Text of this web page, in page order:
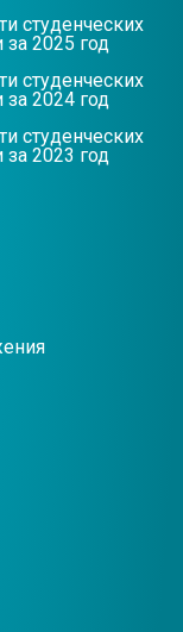
студенческих
за 2025 год
студенческих
за 2024 год
студенческих
за 2023 год